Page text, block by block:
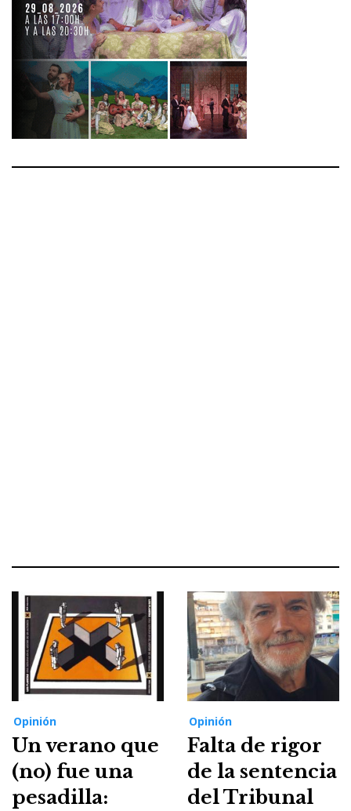
Opinión
Un verano que
(no) fue una
pesadilla:
Opinión
Falta de rigor
de la sentencia
del Tribunal